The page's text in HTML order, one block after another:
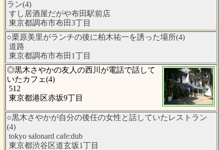
ラン(4)
すし居酒屋だがや布田駅前店
東京都調布市布田3丁目
○栗原美里がランチの後に柏木祐一を誘った場所(4)
道路
東京都調布市布田1丁目
◎黒木さやかの友人の西川が電話で話して
いたカフェ(4)
512
東京都港区赤坂9丁目
○黒木さやかが自分の後任の女性と話していたレストラン
(4)
tokyo salonard cafe:dub
東京都渋谷区道玄坂1丁目